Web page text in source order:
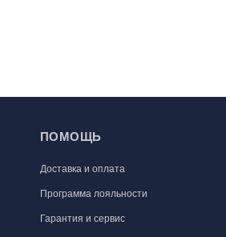
ПОМОЩЬ
Доставка и оплата
Программа лояльности
Гарантия и сервис